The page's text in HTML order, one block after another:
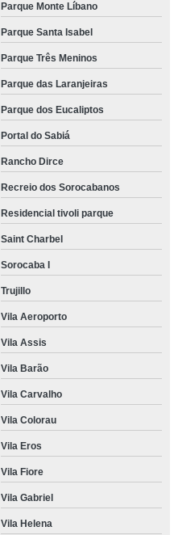
Parque Monte Líbano
Parque Santa Isabel
Parque Três Meninos
Parque das Laranjeiras
Parque dos Eucaliptos
Portal do Sabiá
Rancho Dirce
Recreio dos Sorocabanos
Residencial tivoli parque
Saint Charbel
Sorocaba I
Trujillo
Vila Aeroporto
Vila Assis
Vila Barão
Vila Carvalho
Vila Colorau
Vila Eros
Vila Fiore
Vila Gabriel
Vila Helena